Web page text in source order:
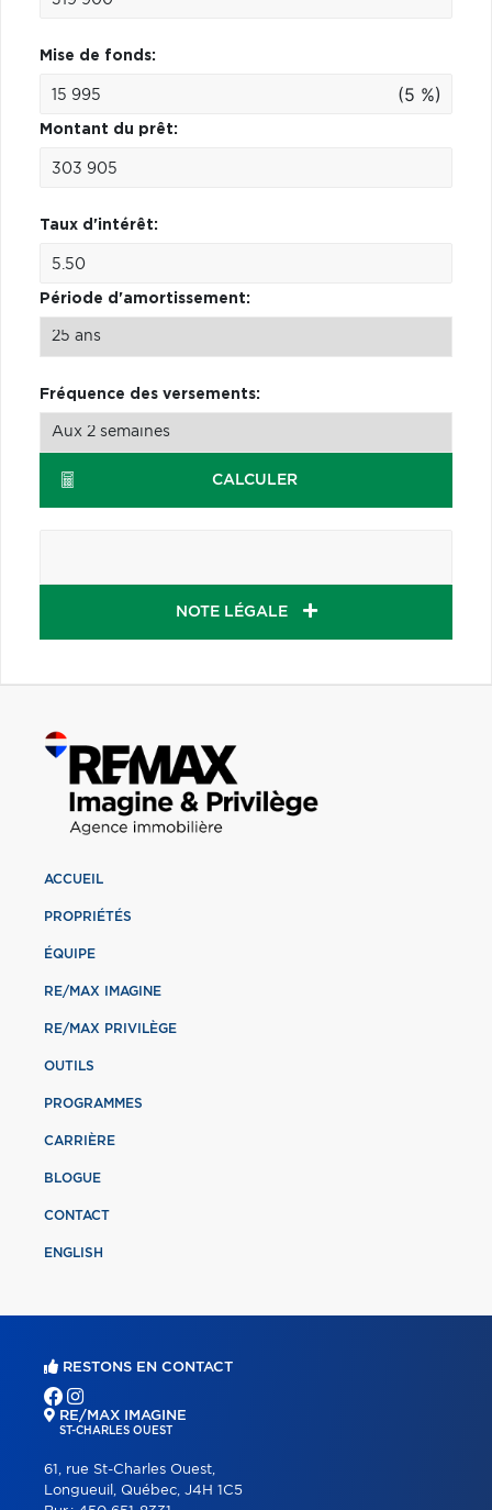
Mise de fonds:
(5 %)
Montant du prêt:
Taux d'intérêt:
Période d'amortissement:
Fréquence des versements:
CALCULER
NOTE LÉGALE
ACCUEIL
PROPRIÉTÉS
ÉQUIPE
RE/MAX IMAGINE
RE/MAX PRIVILÈGE
OUTILS
PROGRAMMES
CARRIÈRE
BLOGUE
CONTACT
ENGLISH
RESTONS EN CONTACT
RE/MAX IMAGINE
ST-CHARLES OUEST
61, rue St-Charles Ouest,
Longueuil, Québec, J4H 1C5